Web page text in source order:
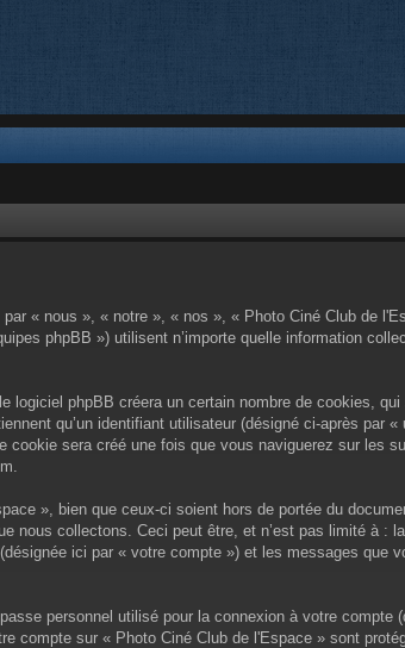
« nous », « notre », « nos », « Photo Ciné Club de
phpBB ») utilisent n’importe quelle information
phpBB créera un certain nombre de cookies,
qu’un identifiant utilisateur (désigné ci-après par
sera créé une fois que vous naviguerez sur les
», bien que ceux-ci soient hors de portée du
nous collectons. Ceci peut être, et n’est pas limité à :
ici par « votre compte ») et les messages que
personnel utilisé pour la connexion à votre compte
compte sur « Photo Ciné Club de l'Espace » sont